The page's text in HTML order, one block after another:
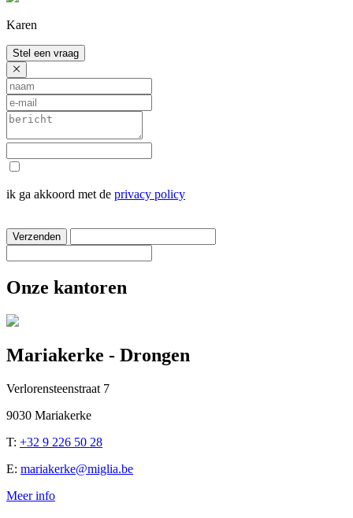
Karen
Stel een vraag
ik ga akkoord met de privacy policy
Verzenden
Onze kantoren
Mariakerke - Drongen
Verlorensteenstraat 7
9030 Mariakerke
T: +32 9 226 50 28
E: mariakerke@miglia.be
Meer info